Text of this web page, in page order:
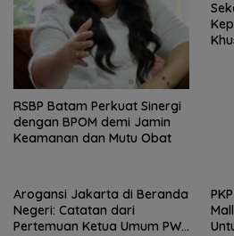
RSBP Batam Perkuat Sinergi
dengan BPOM demi Jamin
Keamanan dan Mutu Obat
Arogansi Jakarta di Beranda
Negeri: Catatan dari
Pertemuan Ketua Umum PWI